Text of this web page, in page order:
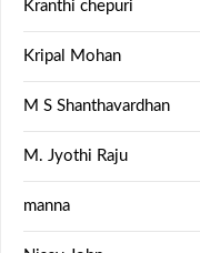
Kranthi chepuri
Kripal Mohan
M S Shanthavardhan
M. Jyothi Raju
manna